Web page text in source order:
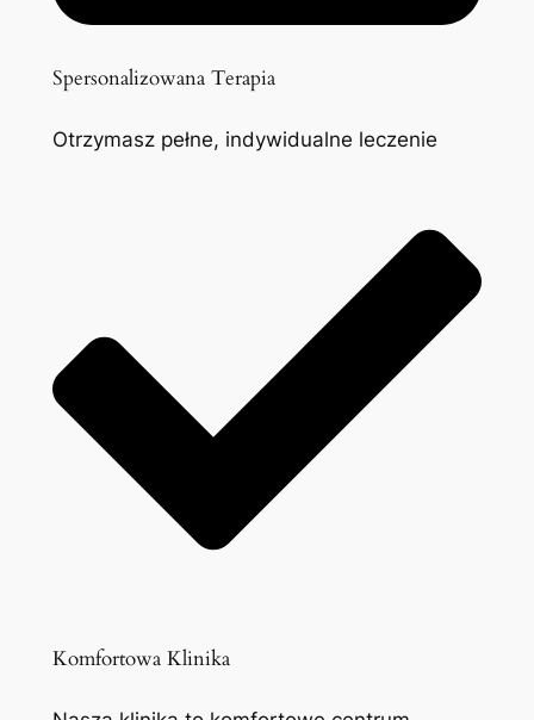
Spersonalizowana Terapia
Otrzymasz pełne, indywidualne leczenie
Komfortowa Klinika